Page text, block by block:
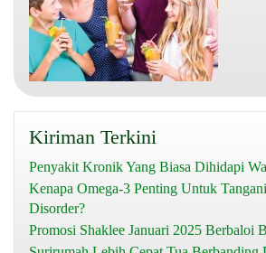
Kiriman Terkini
Penyakit Kronik Yang Biasa Dihidapi
Kenapa Omega-3 Penting Untuk
Disorder?
Promosi Shaklee Januari 2025 Berbaloi